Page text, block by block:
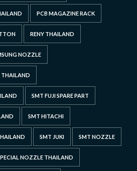
PCB MAGAZINE RACK
RENY THAILAND
NOZZLE
THAILAND
SMT FUJI SPARE PART
SMT HITACHI
SMT JUKI SMT NOZZLE
NOZZLE THAILAND